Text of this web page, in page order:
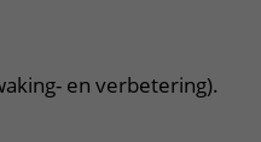
en verbetering).